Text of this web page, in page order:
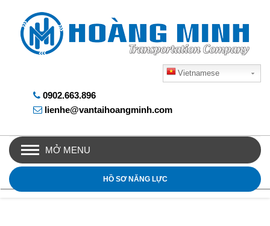
Vietnamese
0902.663.896
lienhe@vantaihoangminh.com
MỞ MENU
HỒ SƠ NĂNG LỰC